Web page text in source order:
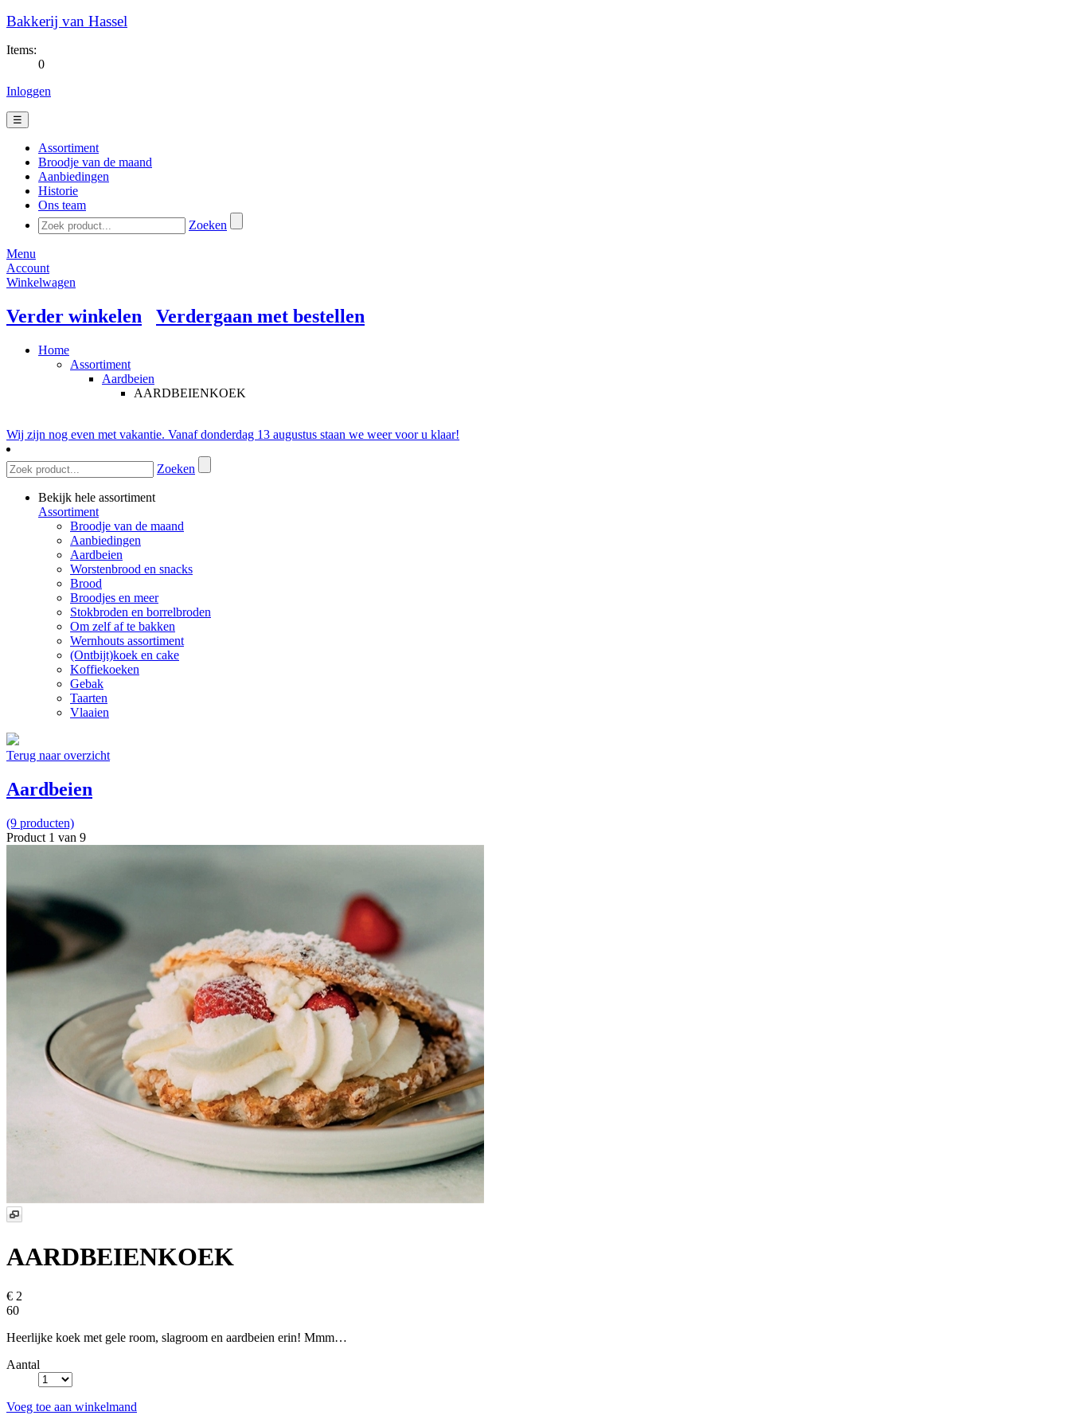
Bakkerij van Hassel
Items:
0
Inloggen
☰
Assortiment
Broodje van de maand
Aanbiedingen
Historie
Ons team
Zoeken
Menu
Account
Winkelwagen
Verder winkelen Verdergaan met bestellen
Home
Assortiment
Aardbeien
AARDBEIENKOEK
Wij zijn nog even met vakantie. Vanaf donderdag 13 augustus staan we weer voor u klaar!
Zoeken
Bekijk hele assortiment
Assortiment
Broodje van de maand
Aanbiedingen
Aardbeien
Worstenbrood en snacks
Brood
Broodjes en meer
Stokbroden en borrelbroden
Om zelf af te bakken
Wernhouts assortiment
(Ontbijt)koek en cake
Koffiekoeken
Gebak
Taarten
Vlaaien
Terug naar overzicht
Aardbeien
(9 producten)
Product 1 van 9
AARDBEIENKOEK
€ 2
60
Heerlijke koek met gele room, slagroom en aardbeien erin! Mmm…
Aantal
Voeg toe aan winkelmand